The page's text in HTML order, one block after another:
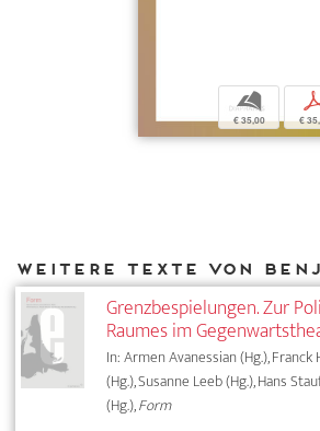
b
€ 35,00 €
Grenzbespielungen. Zur
Raumes im
In: Armen Avanessian (Hg.), Franck
(Hg.), Susanne Leeb (Hg.), Hans
(Hg.),Form